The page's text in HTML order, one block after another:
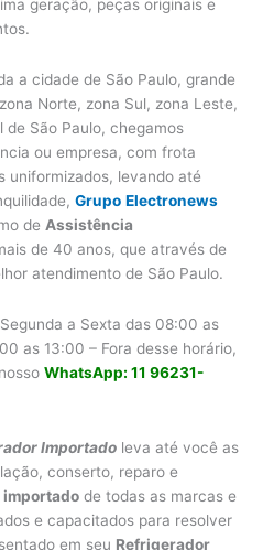
geração, peças originais e
a cidade de São Paulo, grande
Norte, zona Sul, zona Leste,
de São Paulo, chegamos
ou empresa, com frota
uniformizados, levando até
Grupo Electronews
de Assistência
de 40 anos, que através de
atendimento de São Paulo.
a Sexta das 08:00 as
as 13:00 – Fora desse horário,
WhatsApp: 11 96231-
Importado leva até você as
conserto, reparo e
de todas as marcas e
e capacitados para resolver
em seu Refrigerador